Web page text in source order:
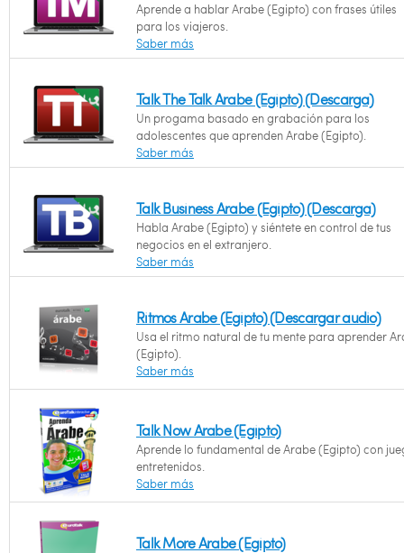
Aprende a hablar Arabe (Egipto) con frases útiles
para los viajeros.
Saber más
Talk The Talk Arabe (Egipto) (Descarga)
Un progama basado en grabación para los
adolescentes que aprenden Arabe (Egipto).
Saber más
Talk Business Arabe (Egipto) (Descarga)
Habla Arabe (Egipto) y siéntete en control de tus
negocios en el extranjero.
Saber más
Ritmos Arabe (Egipto) (Descargar audio)
Usa el ritmo natural de tu mente para aprender
(Egipto).
Saber más
Talk Now Arabe (Egipto)
Aprende lo fundamental de Arabe (Egipto) con
entretenidos.
Saber más
Talk More Arabe (Egipto)